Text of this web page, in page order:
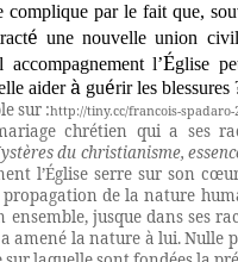
complique par le fait que,
é une nouvelle union
l’Église
aiderà guérir les blessures
sur :http://tiny.cc/francois-spadaro-
chrétien qui a ses
du christianisme,
l’Église serre sur son
propagation de la nature
ensemble, jusque dans ses
amené la nature à lui. Nulle